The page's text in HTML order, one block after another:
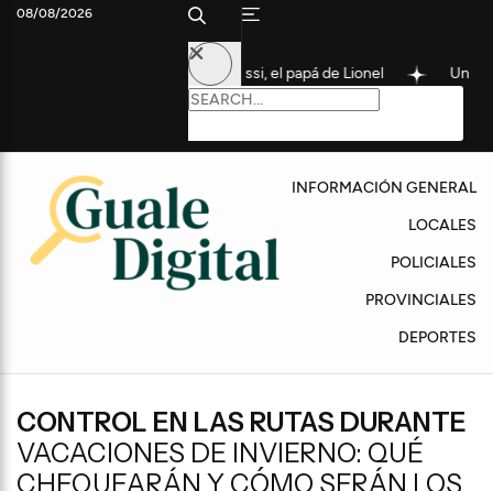
Murió Jorge Messi, el papá de Lionel Un hombre de
08/08/2026
INFORMACIÓN GENERAL
LOCALES
POLICIALES
PROVINCIALES
DEPORTES
CONTROL EN LAS RUTAS DURANTE
VACACIONES DE INVIERNO: QUÉ
CHEQUEARÁN Y CÓMO SERÁN LOS